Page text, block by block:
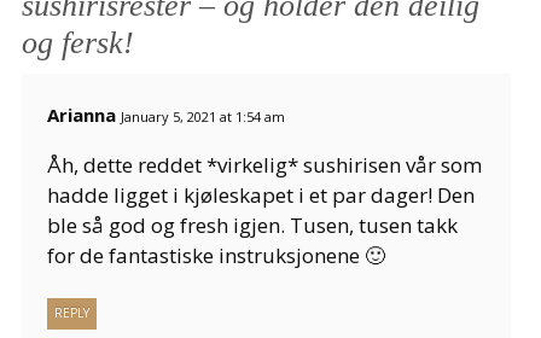
og fersk!
Arianna January 5, 2021 at 1:54 am
Åh, dette reddet *virkelig* sushirisen vår som
hadde ligget i kjøleskapet i et par dager! Den
ble så god og fresh igjen. Tusen, tusen takk
for de fantastiske instruksjonene 🙂
REPLY